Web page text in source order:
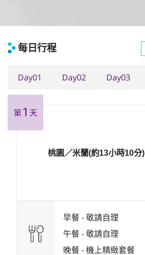
每日行程
Day01 Day02 Day03
第1 天
桃園／米蘭(約13小時10分)
早餐 -敬請自理
午餐 -敬請自理
晚餐 -機上精緻套餐